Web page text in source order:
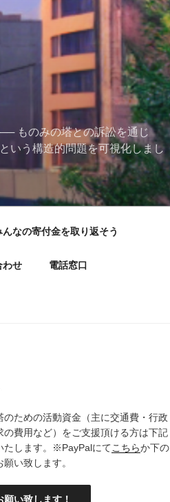
ものみの塔との訴訟を通じ
いう構造的問題を可視化しまし
なの寄付金を取り返そう
わせ 電話窓口
のための活動資金（主に交通費・行政
の費用など）をご支援頂ける方は下記
たします。※PayPalにてこちらか下の
い致します。